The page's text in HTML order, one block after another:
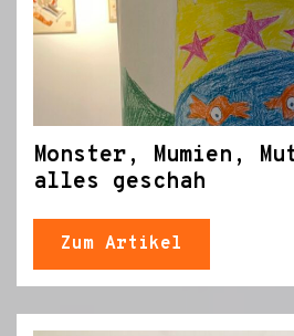
Monster, Mumien,
alles geschah
Zum Artikel